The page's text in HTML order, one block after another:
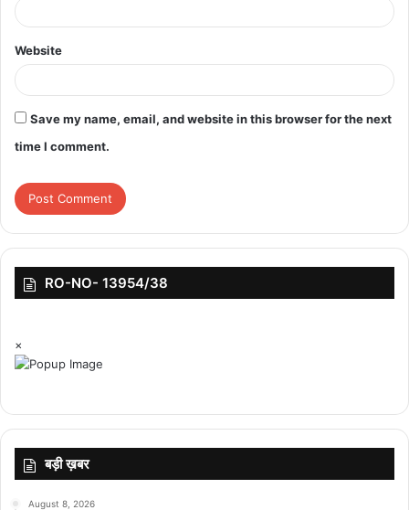
बनाया गया था।
Website
Save my name, email, and website in this browser for the next
time I comment.
RO-NO- 13954/38
×
बड़ी ख़बर
August 8, 2026